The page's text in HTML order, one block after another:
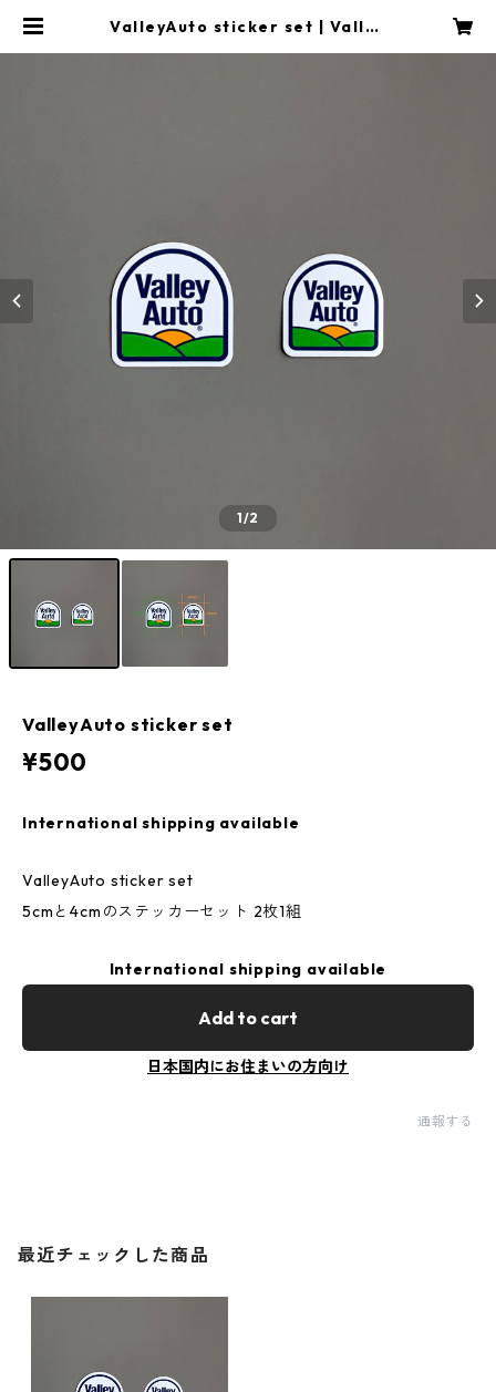
ValleyAuto sticker set | Valley
1/2
ValleyAuto sticker set
¥500
International shipping available
ValleyAuto sticker set
5cmと4cmのステッカーセット 2枚1組
International shipping available
Add to cart
日本国内にお住まいの方向け
通報する
最近チェックした商品